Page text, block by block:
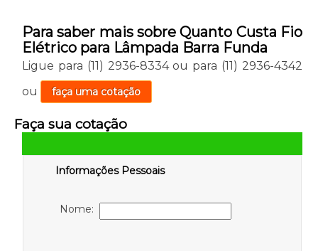
Para saber mais sobre Quanto Custa Fio
Elétrico para Lâmpada Barra Funda
Ligue para (11) 2936-8334ou para (11) 2936-4342
ou
faça uma cotação
Faça sua cotação
Informações Pessoais
Nome: